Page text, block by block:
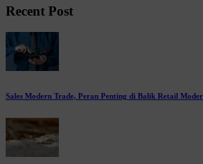
Recent Post
Sales Modern Trade, Peran Penting di Balik Retail